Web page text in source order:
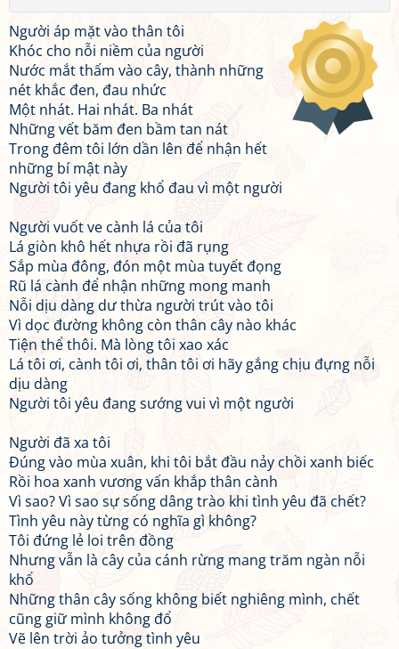
Người áp mặt vào thân tôi
Khóc cho nỗi niềm của người
Nước mắt thấm vào cây, thành những
nét khắc đen, đau nhức
Một nhát. Hai nhát. Ba nhát
Những vết băm đen bầm tan nát
Trong đêm tôi lớn dần lên để nhận hết
những bí mật này
Người tôi yêu đang khổ đau vì một người
Người vuốt ve cành lá của tôi
Lá giòn khô hết nhựa rồi đã rụng
Sắp mùa đông, đón một mùa tuyết đọng
Rũ lá cành để nhận những mong manh
Nỗi dịu dàng dư thừa người trút vào tôi
Vì dọc đường không còn thân cây nào khác
Tiện thể thôi. Mà lòng tôi xao xác
Lá tôi ơi, cành tôi ơi, thân tôi ơi hãy gắng chịu đựng nỗi
dịu dàng
Người tôi yêu đang sướng vui vì một người
Người đã xa tôi
Đúng vào mùa xuân, khi tôi bắt đầu nảy chồi xanh biếc
Rồi hoa xanh vương vấn khắp thân cành
Vì sao? Vì sao sự sống dâng trào khi tình yêu đã chết?
Tình yêu này từng có nghĩa gì không?
Tôi đứng lẻ loi trên đồng
Nhưng vẫn là cây của cánh rừng mang trăm ngàn nỗi
khổ
Những thân cây sống không biết nghiêng mình, chết
cũng giữ mình không đổ
Vẽ lên trời ảo tưởng tình yêu